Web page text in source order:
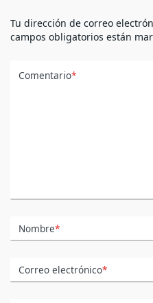
Tu dirección de correo
campos obligatorios están
Comentario*
Nombre*
Correo electrónico*